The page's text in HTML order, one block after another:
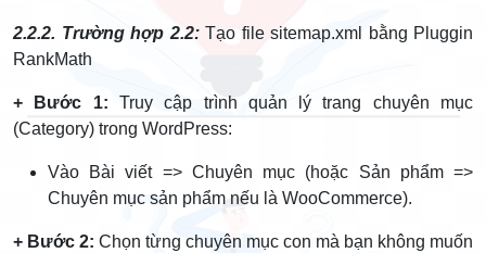
2.2.2. Trường hợp 2.2:Tạo file sitemap.xml bằng Pluggin
RankMath
+ Bước 1: Truy cập trình quản lý trang chuyên mục
(Category) trong WordPress:
Vào Bài viết => Chuyên mục (hoặc Sản phẩm =>
Chuyên mục sản phẩm nếu là WooCommerce).
+ Bước 2: Chọn từng chuyên mục con mà bạn không muốn